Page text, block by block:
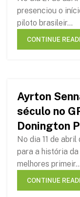
presenciou o
piloto brasileir...
CONTINUE
11
APR
Ayrton
século no
Donington
No dia 11 de
para a história
melhores primeir...
CONTINUE